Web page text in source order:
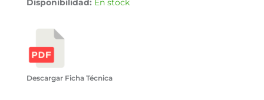
Descargar Ficha Técnica